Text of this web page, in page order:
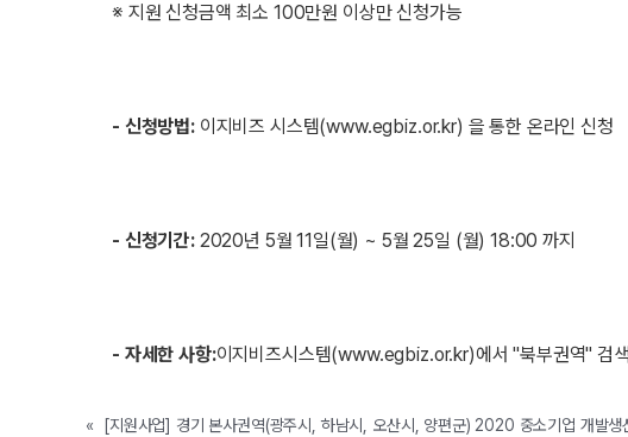
※ 지원 신청금액 최소 100만원 이상만 신청가능
- 신청방법:이지비즈 시스템(www.egbiz.or.kr) 을 통한 온라인 신청
- 신청기간:2020년 5월 11일(월) ~ 5월 25일 (월) 18:00 까지
- 자세한 사항:이지비즈시스템(www.egbiz.or.kr)에서 "북부권역" 검색
«